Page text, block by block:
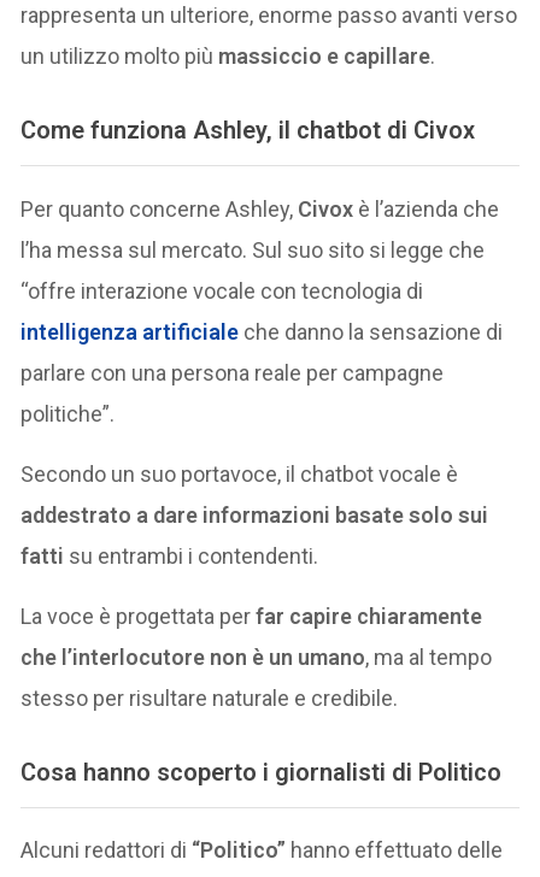
rappresenta un ulteriore, enorme passo avanti verso
un utilizzo molto più massiccio e capillare.
Come funziona Ashley, il chatbot di Civox
Per quanto concerne Ashley, Civox è l’azienda che
l’ha messa sul mercato. Sul suo sito si legge che
“offre interazione vocale con tecnologia di
intelligenza artificiale che danno la sensazione di
parlare con una persona reale per campagne
politiche”.
Secondo un suo portavoce, il chatbot vocale è
addestrato a dare informazioni basate solo sui
fatti su entrambi i contendenti.
La voce è progettata perfar capire chiaramente
che l’interlocutore non è un umano, ma al tempo
stesso per risultare naturale e credibile.
Cosa hanno scoperto i giornalisti di Politico
Alcuni redattori di “Politico” hanno effettuato delle